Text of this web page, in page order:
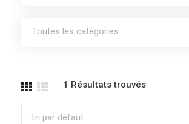
Toutes les catégories
1 Résultats trouvés
Tri par défaut